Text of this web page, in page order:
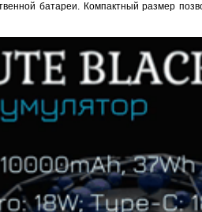
батареи. Компактный размер